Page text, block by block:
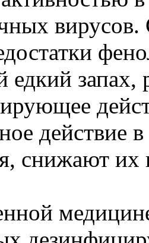
едкий
действие
снижают их